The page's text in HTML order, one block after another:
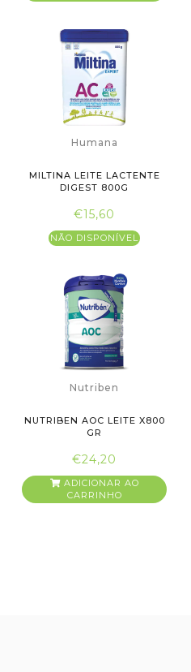
Humana
MILTINA LEITE LACTENTE
DIGEST 800G
€15,60
NÃO DISPONÍVEL
Nutriben
NUTRIBEN AOC LEITE X800
GR
€24,20
ADICIONAR AO
CARRINHO